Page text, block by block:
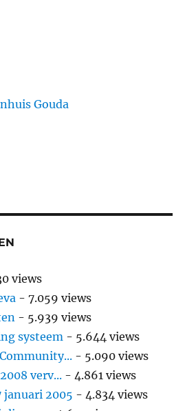
Gouda
views
- 7.059 views
- 5.939 views
systeem - 5.644 views
- 5.090 views
verv... - 4.861 views
januari 2005 - 4.834 views